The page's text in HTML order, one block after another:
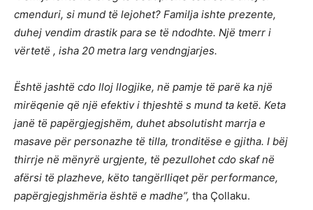
cmenduri, si mund të lejohet? Familja ishte prezente,
duhej vendim drastik para se të ndodhte. Një tmerr i
vërtetë , isha 20 metra larg vendngjarjes.
Është jashtë cdo lloj llogjike, në pamje të parë ka një
mirëqenie që një efektiv i thjeshtë s mund ta ketë. Keta
janë të papërgjegjshëm, duhet absolutisht marrja e
masave për personazhe të tilla, tronditëse e gjitha. I bëj
thirrje në mënyrë urgjente, të pezullohet cdo skaf në
afërsi të plazheve, këto tangërlliqet për performance,
papërgjegjshmëria është e madhe”, tha Çollaku.